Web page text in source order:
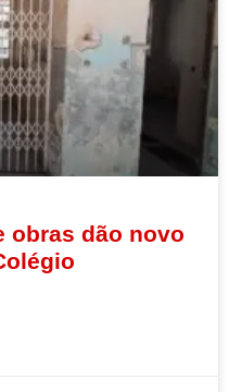
obras dão novo